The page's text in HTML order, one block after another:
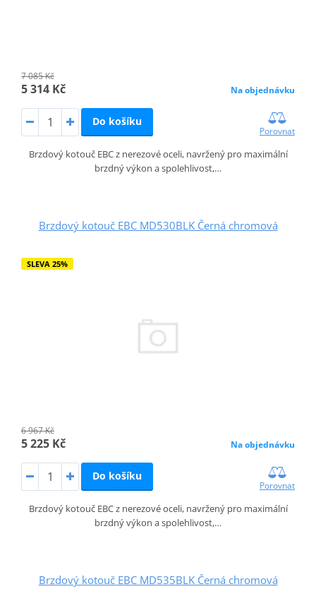
7 085 Kč
5 314 Kč Na objednávku
Do košíku
Porovnat
Brzdový kotouč EBC z nerezové oceli, navržený pro maximální
brzdný výkon a spolehlivost,…
Brzdový kotouč EBC MD530BLK Černá chromová
SLEVA 25%
6 967 Kč
5 225 Kč Na objednávku
Do košíku
Porovnat
Brzdový kotouč EBC z nerezové oceli, navržený pro maximální
brzdný výkon a spolehlivost,…
Brzdový kotouč EBC MD535BLK Černá chromová